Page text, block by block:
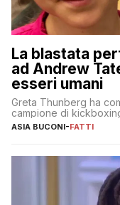
La blastata
ad Andrew
esseri umani
Greta Thunberg ha
campione di
ASIA BUCONI-FATTI